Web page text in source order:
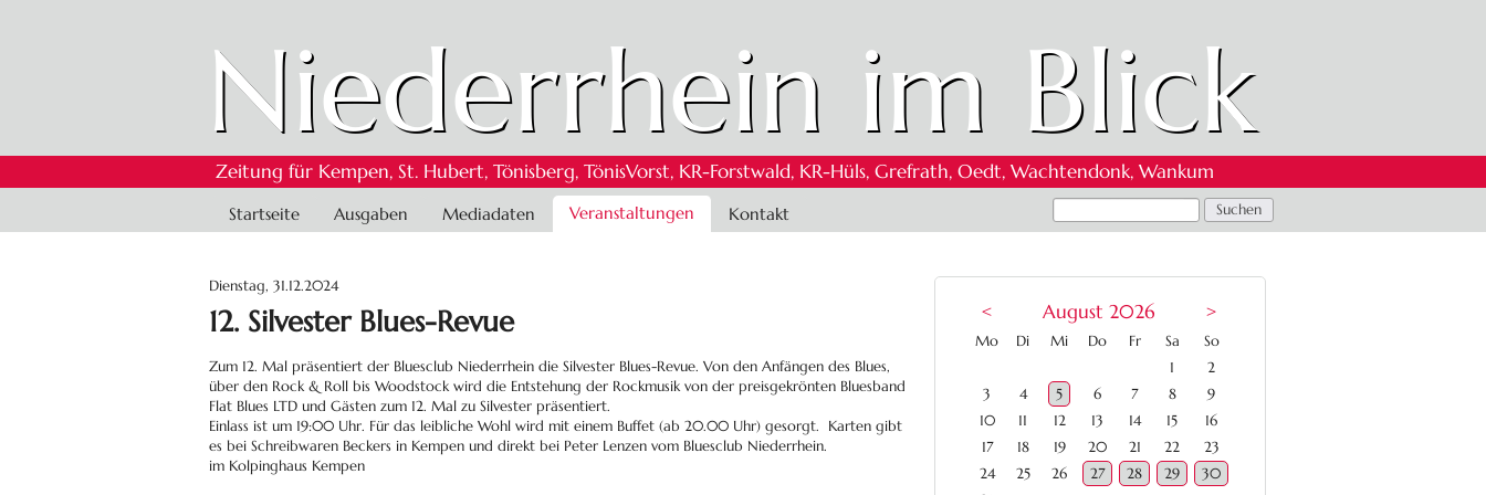
Niederrhein im Blick
Zeitung für Kempen, St. Hubert, Tönisberg, TönisVorst, KR-Forstwald, KR-Hüls, Grefrath, Oedt, Wachtendonk, Wankum
Navigation
überspringen
Startseite Ausgaben Mediadaten Veranstaltungen Kontakt
Dienstag, 31.12.2024
12. Silvester Blues-Revue
Zum 12. Mal präsentiert der Bluesclub Niederrhein die Silvester Blues-Revue. Von den Anfängen des Blues,
über den Rock & Roll bis Woodstock wird die Entstehung der Rockmusik von der preisgekrönten Bluesband
Flat Blues LTD und Gästen zum 12. Mal zu Silvester präsentiert.
Einlass ist um 19:00 Uhr. Für das leibliche Wohl wird mit einem Buffet (ab 20.00 Uhr) gesorgt. Karten gibt
es bei Schreibwaren Beckers in Kempen und direkt bei Peter Lenzen vom Bluesclub Niederrhein.
im Kolpinghaus Kempen
< August 2026 >
Montag
Dienstag
Mittwoch
Donnerstag
FreitagSamstag
Sonntag
1
2
3
4 5 6 7 8
9
10
11 12 13 14 15
16
17
18 19 20 21 22
23
24
25 26 27 28 29
30